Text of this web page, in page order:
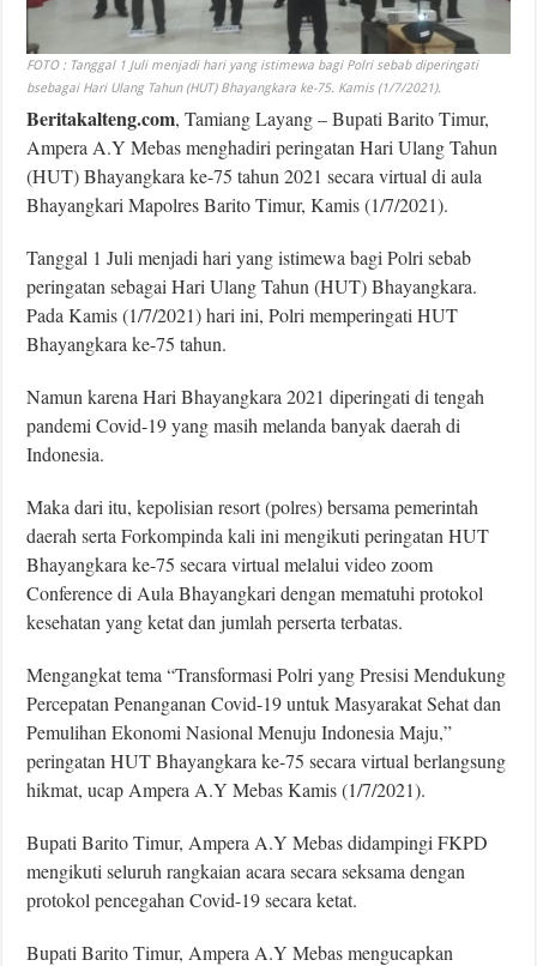
FOTO : Tanggal 1 Juli menjadi hari yang istimewa bagi Polri sebab diperingati
bsebagai Hari Ulang Tahun (HUT) Bhayangkara ke-75. Kamis (1/7/2021).
Beritakalteng.com, Tamiang Layang – Bupati Barito Timur,
Ampera A.Y Mebas menghadiri peringatan Hari Ulang Tahun
(HUT) Bhayangkara ke-75 tahun 2021 secara virtual di aula
Bhayangkari Mapolres Barito Timur, Kamis (1/7/2021).
Tanggal 1 Juli menjadi hari yang istimewa bagi Polri sebab
peringatan sebagai Hari Ulang Tahun (HUT) Bhayangkara.
Pada Kamis (1/7/2021) hari ini, Polri memperingati HUT
Bhayangkara ke-75 tahun.
Namun karena Hari Bhayangkara 2021 diperingati di tengah
pandemi Covid-19 yang masih melanda banyak daerah di
Indonesia.
Maka dari itu, kepolisian resort (polres) bersama pemerintah
daerah serta Forkompinda kali ini mengikuti peringatan HUT
Bhayangkara ke-75 secara virtual melalui video zoom
Conference di Aula Bhayangkari dengan mematuhi protokol
kesehatan yang ketat dan jumlah perserta terbatas.
Mengangkat tema “Transformasi Polri yang Presisi Mendukung
Percepatan Penanganan Covid-19 untuk Masyarakat Sehat dan
Pemulihan Ekonomi Nasional Menuju Indonesia Maju,”
peringatan HUT Bhayangkara ke-75 secara virtual berlangsung
hikmat, ucap Ampera A.Y Mebas Kamis (1/7/2021).
Bupati Barito Timur, Ampera A.Y Mebas didampingi FKPD
mengikuti seluruh rangkaian acara secara seksama dengan
protokol pencegahan Covid-19 secara ketat.
Bupati Barito Timur, Ampera A.Y Mebas mengucapkan